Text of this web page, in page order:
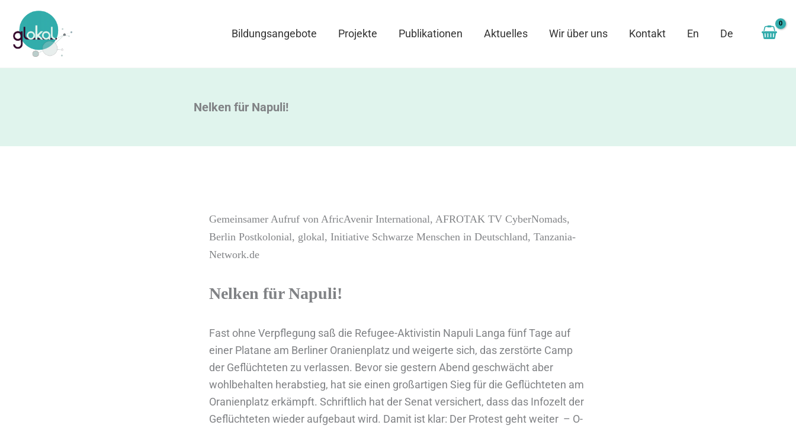
Inhalt
springen
Bildungsangebote Projekte Publikationen Aktuelles Wir über uns Kontakt En De
Nelken für Napuli!
Gemeinsamer Aufruf von AfricAvenir International, AFROTAK TV CyberNomads,
Berlin Postkolonial, glokal, Initiative Schwarze Menschen in Deutschland, Tanzania-
Network.de
Nelken für Napuli!
Fast ohne Verpflegung saß die Refugee-Aktivistin Napuli Langa fünf Tage auf
einer Platane am Berliner Oranienplatz und weigerte sich, das zerstörte Camp
der Geflüchteten zu verlassen. Bevor sie gestern Abend geschwächt aber
wohlbehalten herabstieg, hat sie einen großartigen Sieg für die Geflüchteten am
Oranienplatz erkämpft. Schriftlich hat der Senat versichert, dass das Infozelt der
Geflüchteten wieder aufgebaut wird. Damit ist klar: Der Protest geht weiter – O-